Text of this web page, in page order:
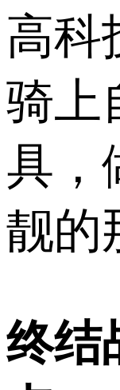
高科
骑上
具，
靓的
终结